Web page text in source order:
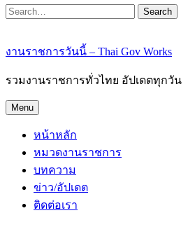
Search
งานราชการวันนี้ – Thai Gov Works
รวมงานราชการทั่วไทย อัปเดตทุกวัน
Menu
หน้าหลัก
หมวดงานราชการ
บทความ
ข่าว/อัปเดต
ติดต่อเรา